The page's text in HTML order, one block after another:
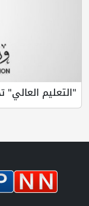
"التعليم العالي"